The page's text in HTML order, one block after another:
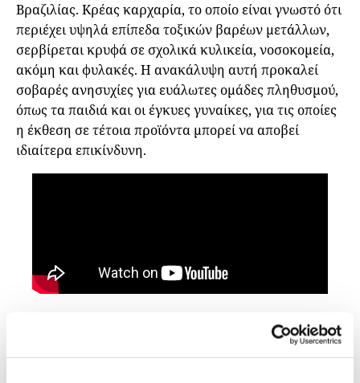
Βραζιλίας. Κρέας καρχαρία, το οποίο είναι γνωστό ότι
περιέχει υψηλά επίπεδα τοξικών βαρέων μετάλλων,
σερβίρεται κρυφά σε σχολικά κυλικεία, νοσοκομεία,
ακόμη και φυλακές. Η ανακάλυψη αυτή προκαλεί
σοβαρές ανησυχίες για ευάλωτες ομάδες πληθυσμού,
όπως τα παιδιά και οι έγκυες γυναίκες, για τις οποίες
η έκθεση σε τέτοια προϊόντα μπορεί να αποβεί
ιδιαίτερα επικίνδυνη.
Μίλησαν με επιστήμονες, ειδικούς στη δημόσια υγεία
και τις πληγείσες κοινότητες, ενώ παράλληλα